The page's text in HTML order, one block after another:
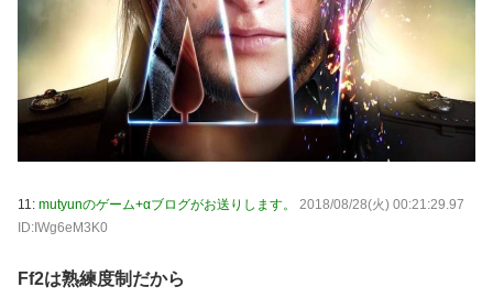
11: mutyunのゲーム+αブログがお送りします。
2018/08/28(火) 00:21:29.97
ID:IWg6eM3K0
Ff2は熟練度制だから